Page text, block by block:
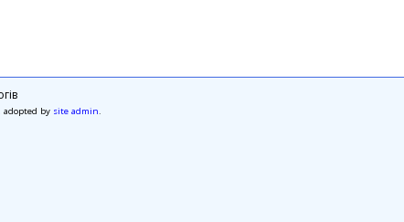
adopted by site admin.